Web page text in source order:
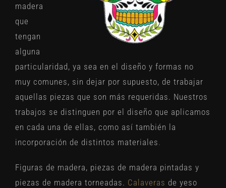
madera
que
tengan
alguna
particularidad, ya sea en el diseño y formas no
muy comunes, sin dejar por supuesto, de trabajar
aquellas piezas que son más requeridas. Nuestros
trabajos se distinguen por el diseño que aplicamos
en cada una de ellas, como así también la
incorporación de distintos materiales.
Figuras de madera, piezas de madera pintadas y
piezas de madera torneadas. Calaveras de yeso